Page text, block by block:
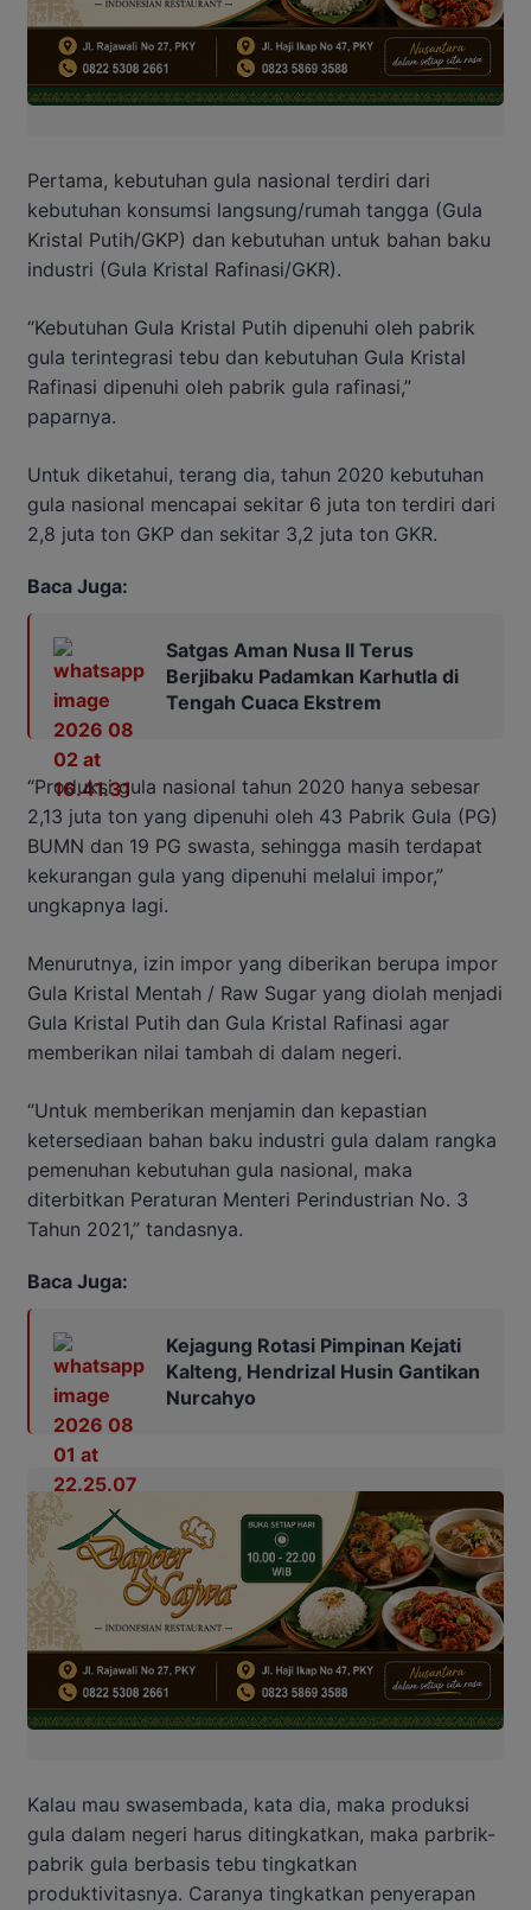
Pertama, kebutuhan gula nasional terdiri dari
kebutuhan konsumsi langsung/rumah tangga (Gula
Kristal Putih/GKP) dan kebutuhan untuk bahan baku
industri (Gula Kristal Rafinasi/GKR).
“Kebutuhan Gula Kristal Putih dipenuhi oleh pabrik
gula terintegrasi tebu dan kebutuhan Gula Kristal
Rafinasi dipenuhi oleh pabrik gula rafinasi,”
paparnya.
Untuk diketahui, terang dia, tahun 2020 kebutuhan
gula nasional mencapai sekitar 6 juta ton terdiri dari
2,8 juta ton GKP dan sekitar 3,2 juta ton GKR.
Baca Juga:
Satgas Aman Nusa II Terus
Berjibaku Padamkan Karhutla di
Tengah Cuaca Ekstrem
“Produksi gula nasional tahun 2020 hanya sebesar
2,13 juta ton yang dipenuhi oleh 43 Pabrik Gula (PG)
BUMN dan 19 PG swasta, sehingga masih terdapat
kekurangan gula yang dipenuhi melalui impor,”
ungkapnya lagi.
Menurutnya, izin impor yang diberikan berupa impor
Gula Kristal Mentah / Raw Sugar yang diolah menjadi
Gula Kristal Putih dan Gula Kristal Rafinasi agar
memberikan nilai tambah di dalam negeri.
“Untuk memberikan menjamin dan kepastian
ketersediaan bahan baku industri gula dalam rangka
pemenuhan kebutuhan gula nasional, maka
diterbitkan Peraturan Menteri Perindustrian No. 3
Tahun 2021,” tandasnya.
Baca Juga:
Kejagung Rotasi Pimpinan Kejati
Kalteng, Hendrizal Husin Gantikan
Nurcahyo
Kalau mau swasembada, kata dia, maka produksi
gula dalam negeri harus ditingkatkan, maka parbrik-
pabrik gula berbasis tebu tingkatkan
produktivitasnya. Caranya tingkatkan penyerapan